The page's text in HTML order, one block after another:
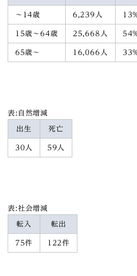
～14歳 6,239人
15歳～64歳 25,668人
65歳～ 16,066人
表:自然増減
出生 死亡
30人 59人
表:社会増減
転入 転出
75件 122件